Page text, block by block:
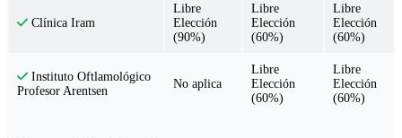
Clínica Iram
Libre
Elección
(90%)
Libre
Elección
(60%)
Libre
Elección
(60%)
Instituto Oftlamológico
Profesor Arentsen
No aplica
Libre
Elección
(60%)
Libre
Elección
(60%)